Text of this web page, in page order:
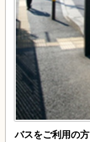
バスをご利用の方